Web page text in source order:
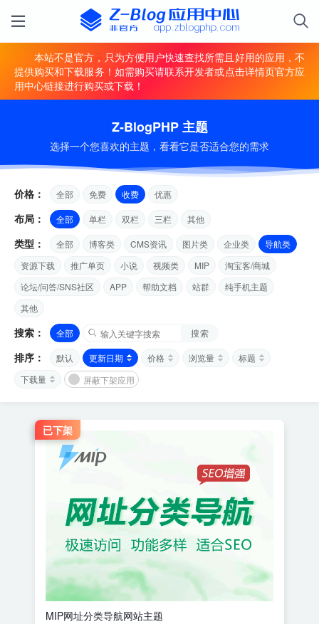
本站不是官方，只为方便用户快速查找所需且好用的应用，不
提供购买和下载服务！如需购买请联系开发者或点击详情页官方应
用中心链接进行购买或下载！
Z-BlogPHP 主题
选择一个您喜欢的主题，看看它是否适合您的需求
价格： 全部 免费 收费 优惠
布局： 全部 单栏 双栏 三栏 其他
类型： 全部 博客类 CMS资讯 图片类 企业类
导航类
资源下载
推广单页 小说 视频类 MIP
淘宝客/商城
论坛/问答/SNS社区
APP 帮助文档 站群
纯手机主题
其他
搜索： 全部 搜索
排序： 默认 更新日期 价格 浏览量
标题
下载量
屏蔽下架应用
已下架
MIP网址分类导航网站主题